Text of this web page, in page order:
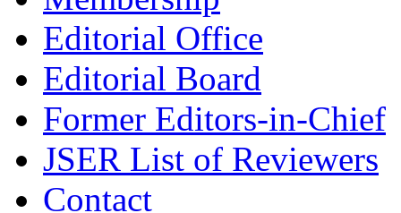
Editorial Office
Editorial Board
Former Editors-in-Chief
JSER List of Reviewers
Contact